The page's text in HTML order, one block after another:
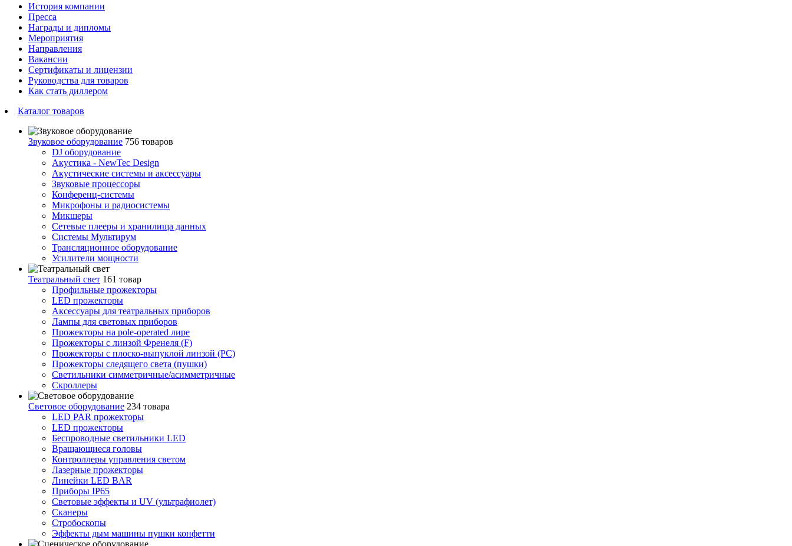
История компании
Пресса
Награды и дипломы
Мероприятия
Направления
Вакансии
Сертификаты и лицензии
Руководства для товаров
Как стать диллером
Каталог товаров
Звуковое оборудование 756 товаров
DJ оборудование
Акустика - NewTec Design
Акустические системы и аксессуары
Звуковые процессоры
Конференц-системы
Микрофоны и радиосистемы
Микшеры
Сетевые плееры и хранилища данных
Системы Мультирум
Трансляционное оборудование
Усилители мощности
Театральный свет 161 товар
Профильные прожекторы
LED прожекторы
Аксессуары для театральных приборов
Лампы для световых приборов
Прожекторы на pole-operated лире
Прожекторы с линзой Френеля (F)
Прожекторы с плоско-выпуклой линзой (PC)
Прожекторы следящего света (пушки)
Светильники симметричные/асимметричные
Скроллеры
Световое оборудование 234 товара
LED PAR прожекторы
LED прожекторы
Беспроводные светильники LED
Вращающиеся головы
Контроллеры управления светом
Лазерные прожекторы
Линейки LED BAR
Приборы IP65
Световые эффекты и UV (ультрафиолет)
Сканеры
Стробоскопы
Эффекты дым машины пушки конфетти